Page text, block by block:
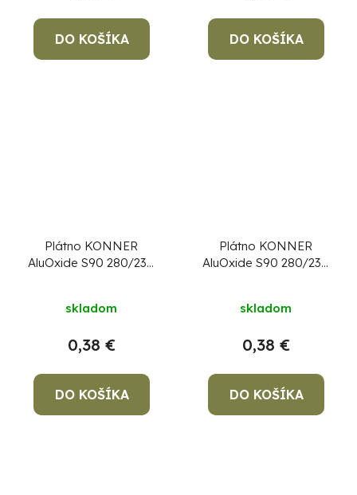
DO KOŠÍKA DO KOŠÍKA
Plátno KONNER
AluOxide S90 280/230
skladom
0,38 €
DO KOŠÍKA
Plátno KONNER
AluOxide S90 280/230
skladom
0,38 €
DO KOŠÍKA